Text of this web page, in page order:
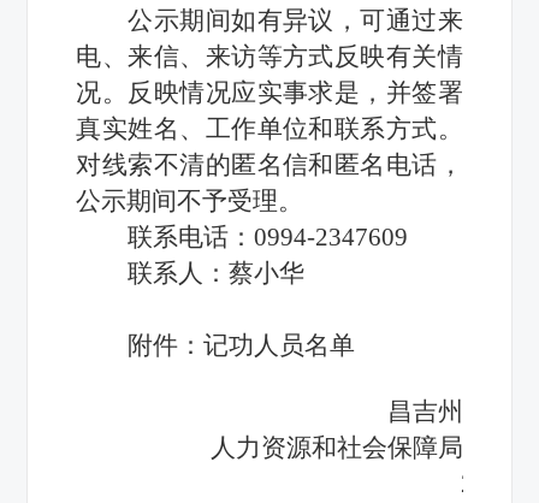
公示期间如有异议，可通过来
电、来信、来访等方式反映有关情
况。反映情况应实事求是，并签署
真实姓名、工作单位和联系方式。
对线索不清的匿名信和匿名电话，
公示期间不予受理。
联系电话：0994-2347609
联系人：蔡小华
附件：记功人员名单
昌吉州
人力资源和社会保障局
2025